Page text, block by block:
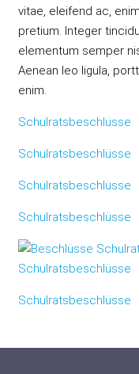
vitae, eleifend ac,
pretium. Integer
elementum semper
Aenean leo ligula,
enim.
Schulratsbeschlüsse
Schulratsbeschlüsse
Schulratsbeschlüsse
Schulratsbeschlüsse
Schulratsbeschlüsse
Schulratsbeschlüsse